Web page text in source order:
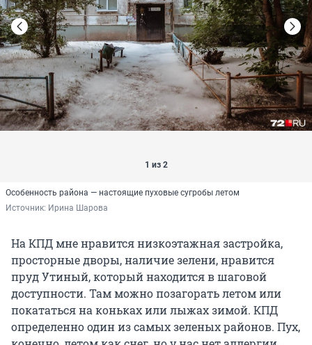
1 из 2
Особенность района — настоящие пуховые сугробы летом
Источник: Ирина Шарова
На КПД мне нравится низкоэтажная застройка,
просторные дворы, наличие зелени, нравится
пруд Утиный, который находится в шаговой
доступности. Там можно позагорать летом или
покататься на коньках или лыжах зимой. КПД
определенно один из самых зеленых районов. Пух,